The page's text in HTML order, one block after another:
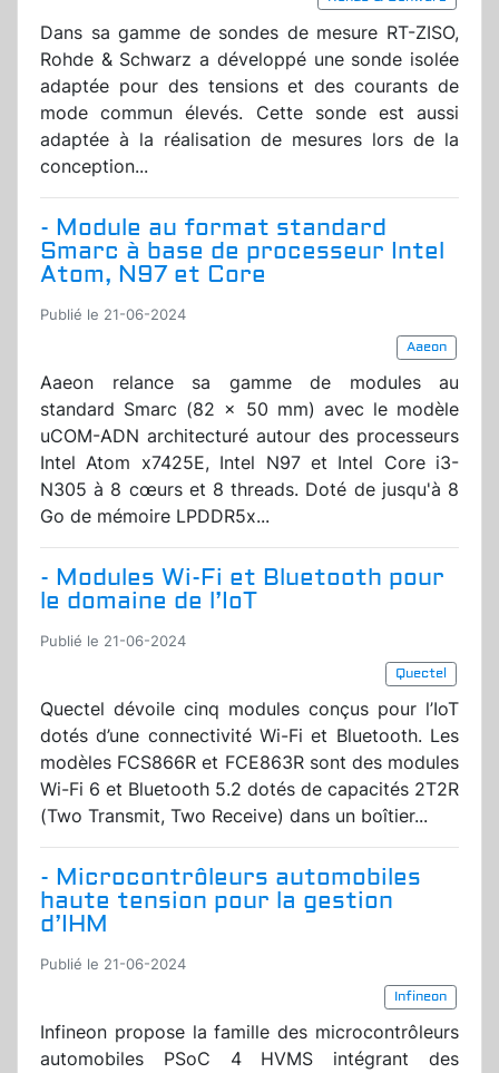
Dans sa gamme de sondes de mesure RT-ZISO,
Rohde & Schwarz a développé une sonde isolée
adaptée pour des tensions et des courants de
mode commun élevés. Cette sonde est aussi
adaptée à la réalisation de mesures lors de la
conception...
- Module au format standard
Smarc à base de processeur Intel
Atom, N97 et Core
Publié le 21-06-2024
Aaeon
Aaeon relance sa gamme de modules au
standard Smarc (82 x 50 mm) avec le modèle
uCOM-ADN architecturé autour des processeurs
Intel Atom x7425E, Intel N97 et Intel Core i3-
N305 à 8 cœurs et 8 threads. Doté de jusqu'à 8
Go de mémoire LPDDR5x...
- Modules Wi-Fi et Bluetooth pour
le domaine de l’IoT
Publié le 21-06-2024
Quectel
Quectel dévoile cinq modules conçus pour l’IoT
dotés d’une connectivité Wi-Fi et Bluetooth. Les
modèles FCS866R et FCE863R sont des modules
Wi-Fi 6 et Bluetooth 5.2 dotés de capacités 2T2R
(Two Transmit, Two Receive) dans un boîtier...
- Microcontrôleurs automobiles
haute tension pour la gestion
d’IHM
Publié le 21-06-2024
Infineon
Infineon propose la famille des microcontrôleurs
automobiles PSoC 4 HVMS intégrant des